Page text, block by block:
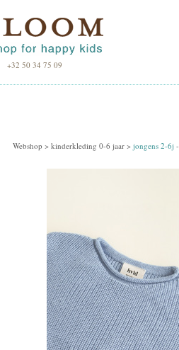
+32 50 34 75 09
Webshop > kinderkleding 0-6 jaar > jongens 2-6j -